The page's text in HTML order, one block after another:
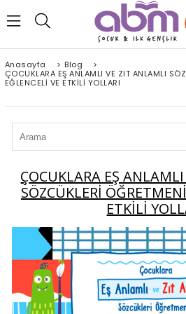
Anasayfa > Blog
>
ÇOCUKLARA EŞ ANLAMLI VE ZIT ANLAMLI
EĞLENCELİ VE ETKİLİ YOLLARI
ÇOCUKLARA EŞ
SÖZCÜKLERİ
ETKİLİ